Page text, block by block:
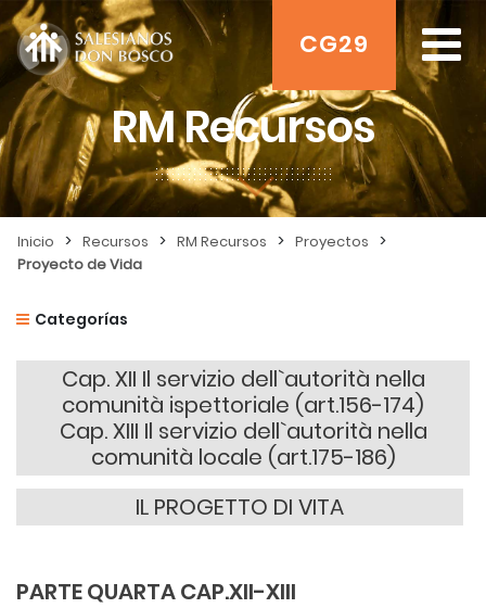
CG29
RM Recursos
Inicio > Recursos > RM Recursos > Proyectos >
Proyecto de Vida
Categorías
Cap. XII Il servizio dell`autorità nella
comunità ispettoriale (art.156-174)
Cap. XIII Il servizio dell`autorità nella
comunità locale (art.175-186)
IL PROGETTO DI VITA
PARTE QUARTA CAP.XII-XIII